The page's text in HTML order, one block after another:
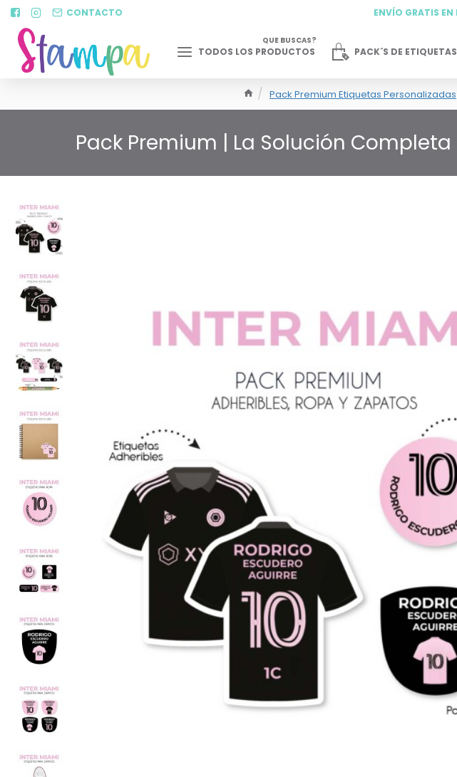
CONTACTO ENVÍO GRATIS
TODOS LOS PRODUCTOS
QUE BUSCAS?
PACK´S DE ETIQUETAS
Pack Premium Etiquetas Personalizadas
Pack Premium | La Solución